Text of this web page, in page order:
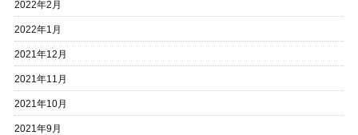
2022年2月
2022年1月
2021年12月
2021年11月
2021年10月
2021年9月